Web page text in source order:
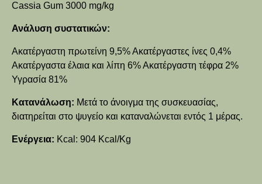
Cassia Gum 3000 mg/kg
Ανάλυση συστατικών:
Ακατέργαστη πρωτείνη 9,5% Ακατέργαστες ίνες 0,4%
Ακατέργαστα έλαια και λίπη 6% Ακατέργαστη τέφρα 2%
Υγρασία 81%
Κατανάλωση: Μετά το άνοιγμα της συσκευασίας,
διατηρείται στο ψυγείο και καταναλώνεται εντός 1 μέρας.
Ενέργεια: Kcal: 904 Kcal/Kg